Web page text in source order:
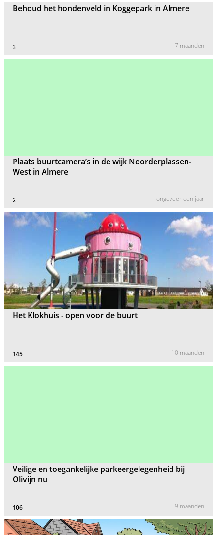
Behoud het hondenveld in Koggepark in Almere
3 7 maanden
Plaats buurtcamera’s in de wijk Noorderplassen-
West in Almere
2 ongeveer een jaar
Het Klokhuis - open voor de buurt
145 10 maanden
Veilige en toegankelijke parkeergelegenheid bij
Olivijn nu
106 9 maanden